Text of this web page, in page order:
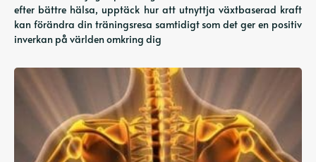
efter bättre hälsa, upptäck hur att utnyttja växtbaserad kraft
kan förändra din träningsresa samtidigt som det ger en positiv
inverkan på världen omkring dig